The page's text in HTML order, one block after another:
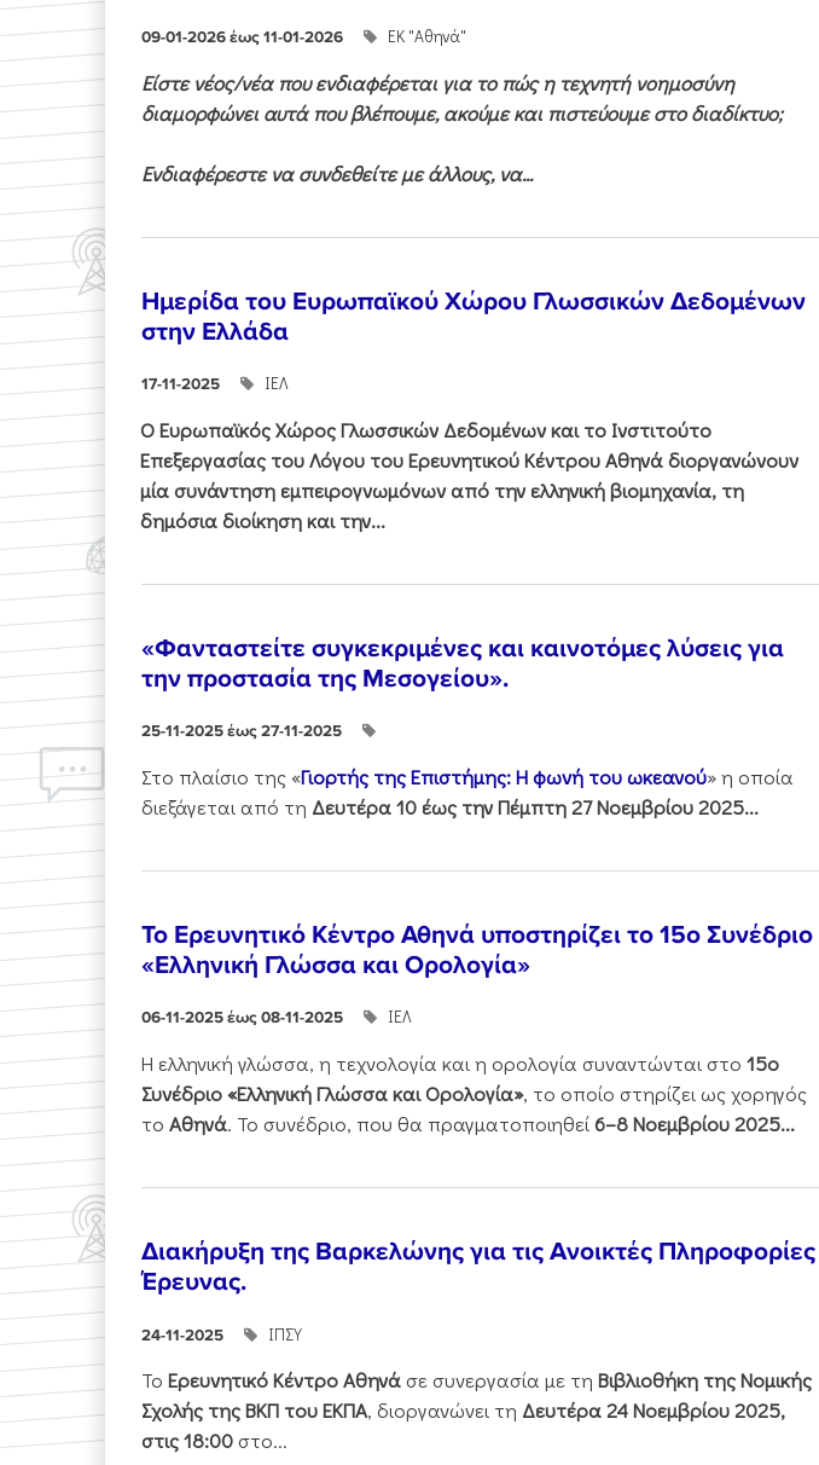
09-01-2026 έως 11-01-2026 ΕΚ "Αθηνά"
Είστε νέος/νέα που ενδιαφέρεται για το πώς η τεχνητή νοημοσύνη
διαμορφώνει αυτά που βλέπουμε, ακούμε και πιστεύουμε στο διαδίκτυο;
Ενδιαφέρεστε να συνδεθείτε με άλλους, να...
Ημερίδα του Ευρωπαϊκού Χώρου Γλωσσικών Δεδομένων
στην Ελλάδα
17-11-2025 ΙΕΛ
Ο Ευρωπαϊκός Χώρος Γλωσσικών Δεδομένων και το Ινστιτούτο
Επεξεργασίας του Λόγου του Ερευνητικού Κέντρου Αθηνά διοργανώνουν
μία συνάντηση εμπειρογνωμόνων από την ελληνική βιομηχανία, τη
δημόσια διοίκηση και την...
«Φανταστείτε συγκεκριμένες και καινοτόμες λύσεις για
την προστασία της Μεσογείου».
25-11-2025 έως 27-11-2025
Στo πλαίσιo της «Γιορτής της Επιστήμης: Η φωνή του ωκεανού» η οποία
διεξάγεται από τη Δευτέρα 10 έως την Πέμπτη 27 Νοεμβρίου 2025...
Το Ερευνητικό Κέντρο Αθηνά υποστηρίζει το 15ο Συνέδριο
«Ελληνική Γλώσσα και Ορολογία»
06-11-2025 έως 08-11-2025 ΙΕΛ
Η ελληνική γλώσσα, η τεχνολογία και η ορολογία συναντώνται στο 15ο
Συνέδριο «Ελληνική Γλώσσα και Ορολογία», το οποίο στηρίζει ως χορηγός
το Αθηνά. Το συνέδριο, που θα πραγματοποιηθεί 6–8 Νοεμβρίου 2025...
Διακήρυξη της Βαρκελώνης για τις Ανοικτές Πληροφορίες
Έρευνας.
24-11-2025 ΙΠΣΥ
Το Ερευνητικό Κέντρο Αθηνά σε συνεργασία με τη Βιβλιοθήκη της Νομικής
Σχολής της ΒΚΠ του ΕΚΠΑ, διοργανώνει τη Δευτέρα 24 Νοεμβρίου 2025,
στις 18:00 στο...